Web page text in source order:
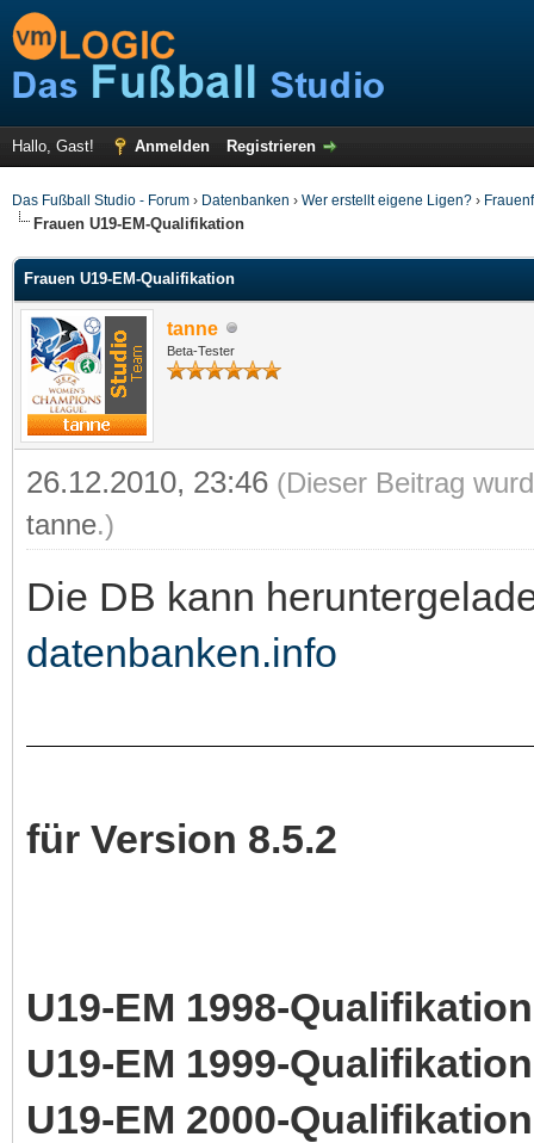
Hallo, Gast! Anmelden Registrieren
Das Fußball Studio - Forum › Datenbanken › Wer erstellt eigene Ligen? ›
Frauen U19-EM-Qualifikation
Frauen U19-EM-Qualifikation
tanne
Beta-Tester
26.12.2010, 23:46 (Dieser Beitrag
tanne.)
Die DB kann
datenbanken.info
für Version 8.5.2
U19-EM 1998-Qualifikation
U19-EM 1999-Qualifikation
U19-EM 2000-Qualifikation